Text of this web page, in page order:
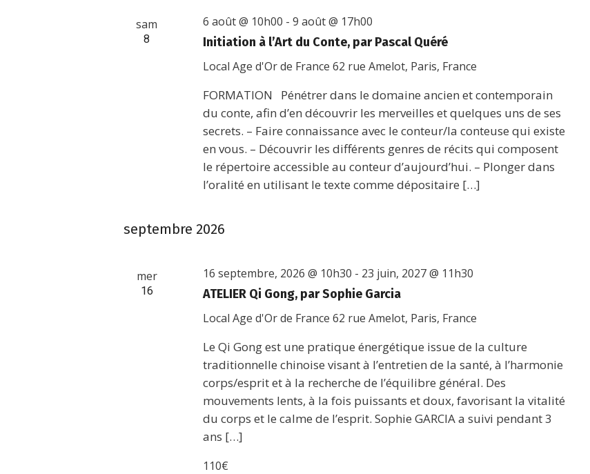
sam
8 Initiation à l’Art du Conte, par Pascal Quéré
6 août @ 10h00 -9 août @ 17h00
Local Age d'Or de France62 rue Amelot, Paris, France
FORMATION Pénétrer dans le domaine ancien et contemporain
du conte, afin d’en découvrir les merveilles et quelques uns de ses
secrets. – Faire connaissance avec le conteur/la conteuse qui existe
en vous. – Découvrir les différents genres de récits qui composent
le répertoire accessible au conteur d’aujourd’hui. – Plonger dans
l’oralité en utilisant le texte comme dépositaire […]
septembre 2026
mer
16 ATELIER Qi Gong, par Sophie Garcia
16 septembre, 2026 @ 10h30 - 23 juin, 2027 @ 11h30
Local Age d'Or de France62 rue Amelot, Paris, France
Le Qi Gong est une pratique énergétique issue de la culture
traditionnelle chinoise visant à l’entretien de la santé, à l’harmonie
corps/esprit et à la recherche de l’équilibre général. Des
mouvements lents, à la fois puissants et doux, favorisant la vitalité
du corps et le calme de l’esprit. Sophie GARCIA a suivi pendant 3
ans […]
110€